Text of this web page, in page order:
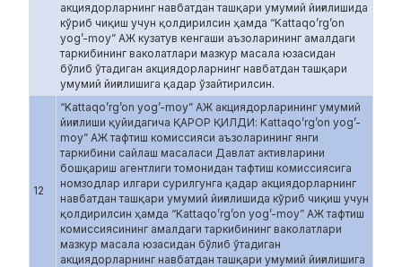
акциядорларнинг навбатдан ташқари умумий йиғилишида
кўриб чиқиш учун қолдирилсин ҳамда “Kattaqo’rg’on
yog’-moy” АЖ кузатув кенгаши аъзоларининг амалдаги
таркибининг ваколатлари мазкур масала юзасидан
бўлиб ўтадиган акциядорларнинг навбатдан ташқари
умумий йиғилишига қадар ўзайтирилсин.
12
“Kattaqo’rg’on yog’-moy” АЖ акциядорларининг умумий
йиғилиши қуйидагича ҚАРОР ҚИЛДИ: Kattaqo’rg’on yog’-
moy” АЖ тафтиш комиссияси аъзоларининг янги
таркибини сайлаш масаласи Давлат активларини
бошқариш агентлиги томонидан тафтиш комиссиясига
номзодлар илгари сурилгунга қадар акциядорларнинг
навбатдан ташқари умумий йиғилишида кўриб чиқиш учун
қолдирилсин ҳамда “Kattaqo’rg’on yog’-moy” АЖ тафтиш
комиссиясининг амалдаги таркибининг ваколатлари
мазкур масала юзасидан бўлиб ўтадиган
акциядорларнинг навбатдан ташқари умумий йиғилишига